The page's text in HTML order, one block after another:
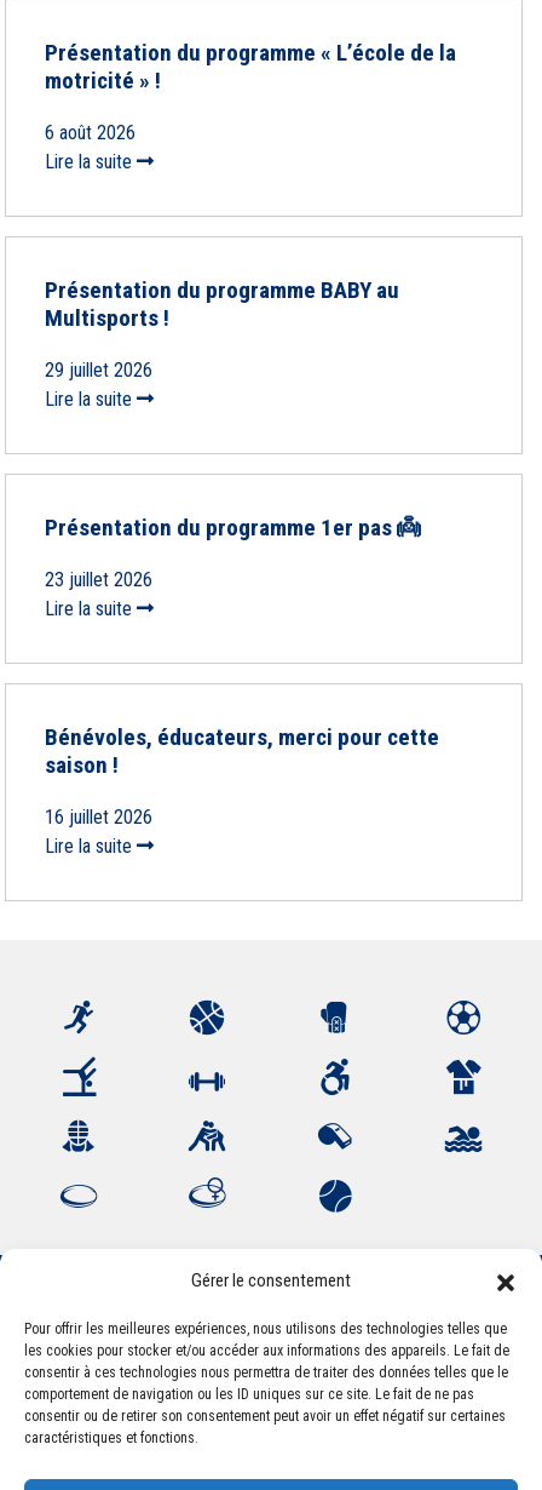
Gérer le consentement
Pour offrir les meilleures expériences, nous utilisons des technologies telles que
les cookies pour stocker et/ou accéder aux informations des appareils. Le fait de
consentir à ces technologies nous permettra de traiter des données telles que le
comportement de navigation ou les ID uniques sur ce site. Le fait de ne pas
consentir ou de retirer son consentement peut avoir un effet négatif sur certaines
caractéristiques et fonctions.
Présentation du programme « L’école de la
motricité » !
6 août 2026
Lire la suite
Présentation du programme BABY au
Multisports !
29 juillet 2026
Lire la suite
Présentation du programme 1er pas 👼
23 juillet 2026
Lire la suite
Bénévoles, éducateurs, merci pour cette
saison !
16 juillet 2026
Lire la suite
Association Sportive Montferrandaise
84, boulevard Léon Jouhaux
CS 80221 - 63021 Clermont-Ferrand Cedex 2